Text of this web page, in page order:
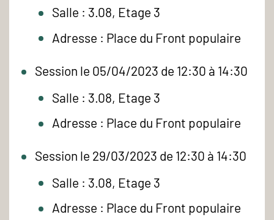
Salle : 3.08, Etage 3
Adresse : Place du Front populaire
Session le 05/04/2023 de 12:30 à 14:30
Salle : 3.08, Etage 3
Adresse : Place du Front populaire
Session le 29/03/2023 de 12:30 à 14:30
Salle : 3.08, Etage 3
Adresse : Place du Front populaire